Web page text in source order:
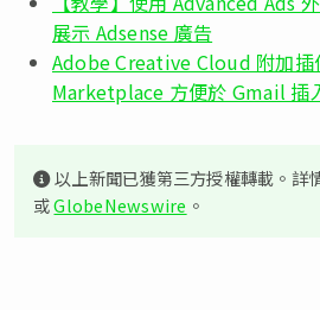
展示 Adsense 廣告
Adobe Creative Cloud 附加
Marketplace 方便於 Gmail 插
以上新聞已獲第三方授權轉載。詳
或GlobeNewswire 。